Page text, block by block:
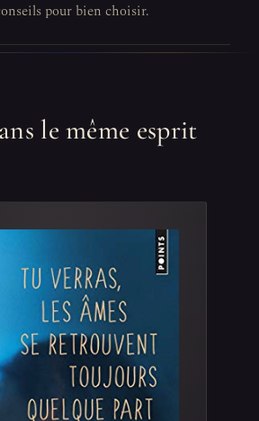
pour bien choisir.
le même esprit